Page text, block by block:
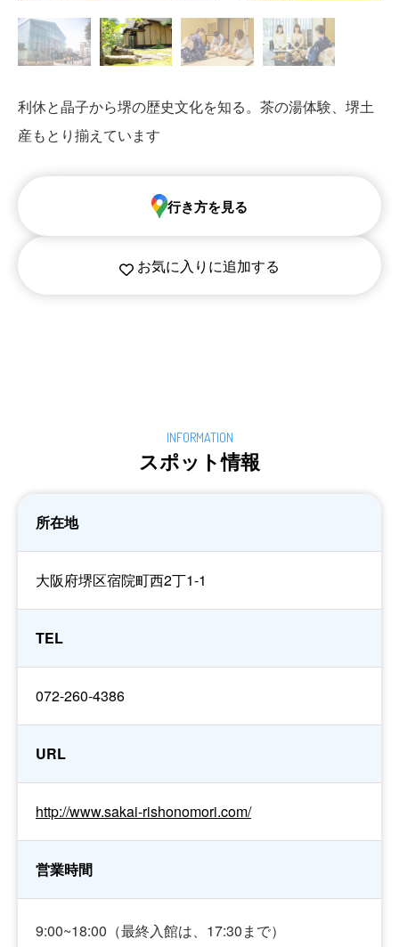
利休と晶子から堺の歴史文化を知る。茶の湯体験、堺土
産もとり揃えています
お気に入りに追加する
行き方を見る
スポット情報
所在地
大阪府堺区宿院町西2丁1-1
TEL
072-260-4386
URL
http://www.sakai-rishonomori.com/
営業時間
9:00~18:00（最終入館は、17:30まで）